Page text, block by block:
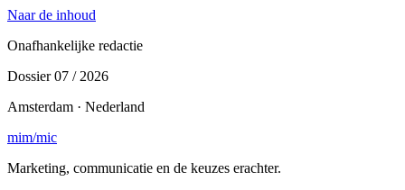
Naar de inhoud
Onafhankelijke redactie
Dossier 07 / 2026
Amsterdam · Nederland
mim/mic
Marketing, communicatie en de keuzes erachter.